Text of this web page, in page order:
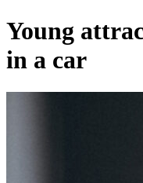
Young
in a car